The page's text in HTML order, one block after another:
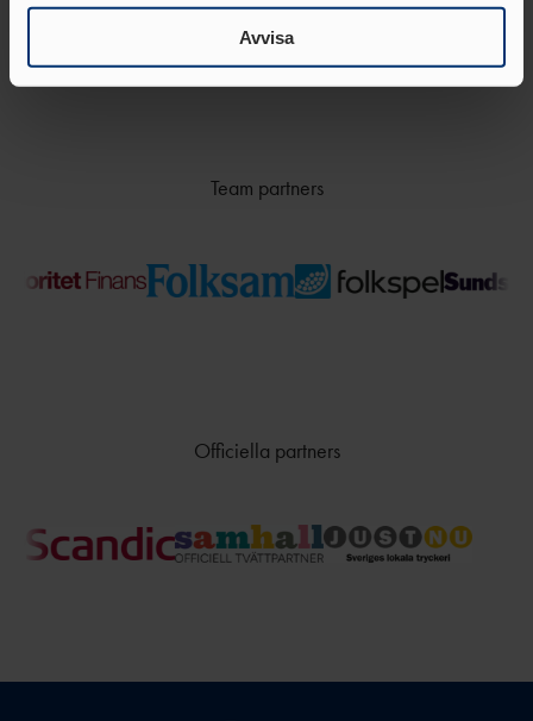
information som du har tillhandahållit eller som de har
samlat in när du har använt deras tjänster.
Avvisa
Team partners
Officiella partners